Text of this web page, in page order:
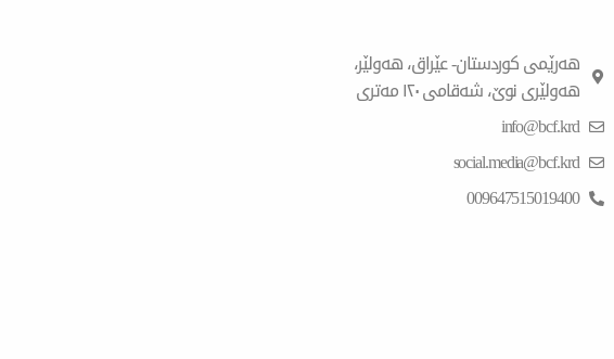
هەرێمی کوردستان- عێراق، هەولێر،
هەولێری نوێ، شەقامی ١٢٠ مەتری
info@bcf.krd
social.media@bcf.krd
009647515019400